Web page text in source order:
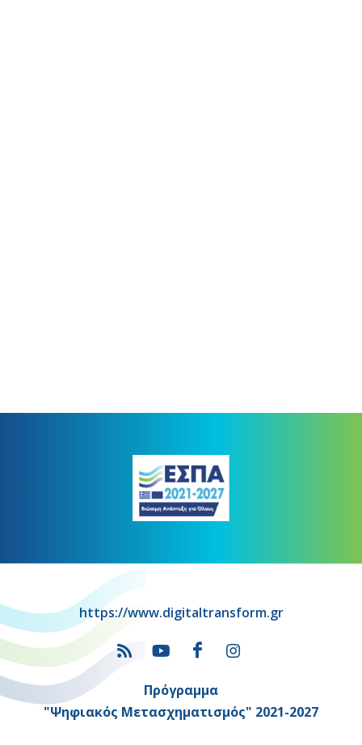
https://www.digitaltransform.gr
Πρόγραμμα
"Ψηφιακός Μετασχηματισμός" 2021-2027